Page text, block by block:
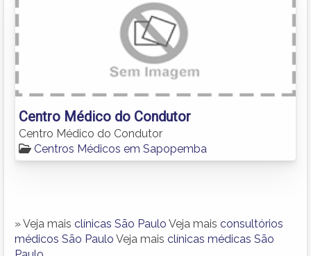
Centro Médico do Condutor
Centro Médico do Condutor
Centros Médicos em Sapopemba
» Veja mais clínicas São Paulo Veja mais consultórios
médicos São Paulo Veja mais clínicas médicas São